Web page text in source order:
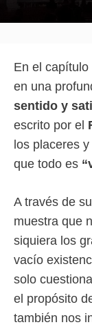
En el capítulo
en una
sentido y
escrito por el
los placeres
que todo es
A través de
muestra que
siquiera los
vacío
solo
el propósito
también nos